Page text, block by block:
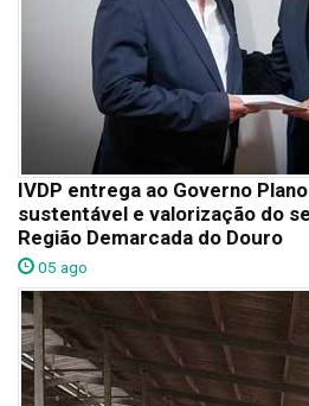
IVDP entrega ao Governo
sustentável e valorização do
Região Demarcada do Douro
05 ago